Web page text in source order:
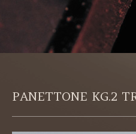
PANETTONE KG.2